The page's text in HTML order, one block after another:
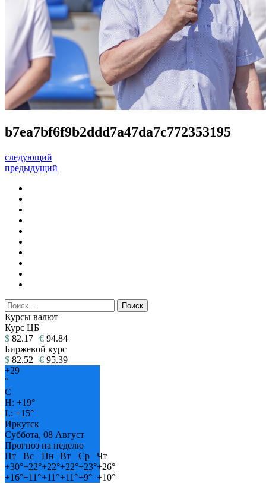
b7ea7bf6f9b2ddd7a47da7c772353195
следующий
предыдущий
Курсы валют
Курс ЦБ
$ 82.17 € 94.84
Биржевой курс
$ 82.52 € 95.39
+29
°
C
H: +19°
L: +15°
Иркутск
Суббота, 08 Август
Прогноз на неделю
Пт
Вс Пн Вт Ср
Чт
+30°+22°+22°+22°+23°+26°
+16°+11°+11°+11°+9° +10°